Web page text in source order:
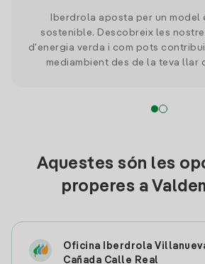
Iberdrola aposta per un model
sostenible. Descobreix les
d'energia verda i com pots
mediambient des de la teva llar
Aquestes són les
properes a
Oficina Iberdrola
Cañada Calle Real